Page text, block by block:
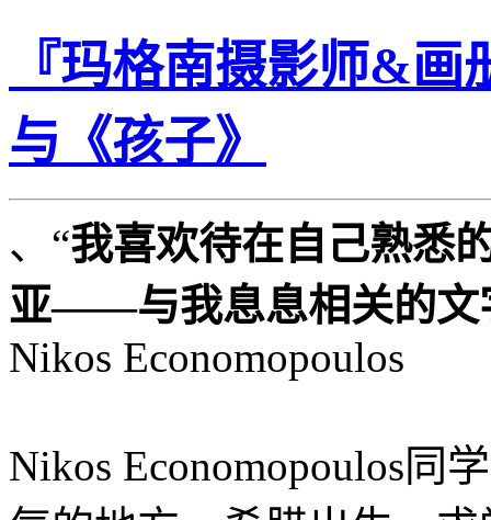
『玛格南摄影师&画
与《孩子》
、“我喜欢待在自己熟悉
亚——与我息息相关的文
Nikos Economopoulos
Nikos Economopoulos同